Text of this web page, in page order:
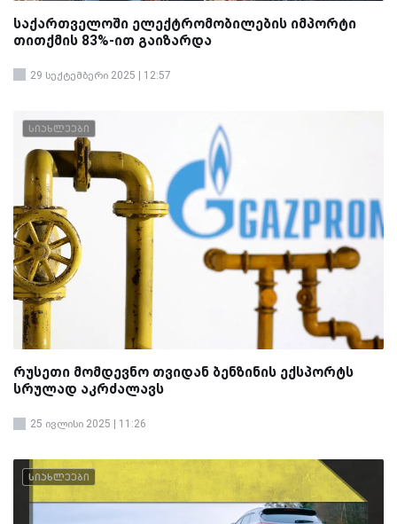
საქართველოში ელექტრომობილების იმპორტი
თითქმის 83%-ით გაიზარდა
29 სექტემბერი 2025 | 12:57
სიახლეები
რუსეთი მომდევნო თვიდან ბენზინის ექსპორტს
სრულად აკრძალავს
25 ივლისი 2025 | 11:26
სიახლეები